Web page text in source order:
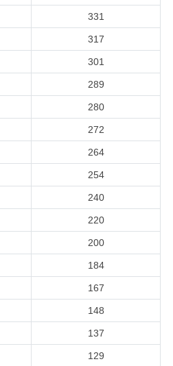
331
317
301
289
280
272
264
254
240
220
200
184
167
148
137
129